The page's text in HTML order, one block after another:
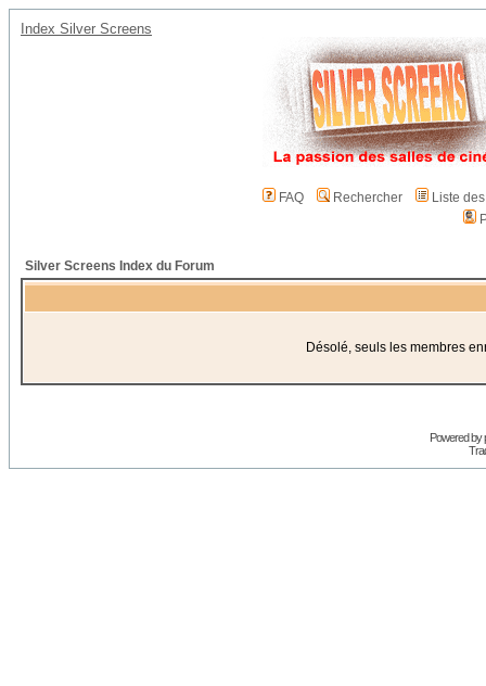
Index Silver Screens
FAQ Rechercher
Liste
Silver Screens Index du Forum
Désolé, seuls les membres
Powered by